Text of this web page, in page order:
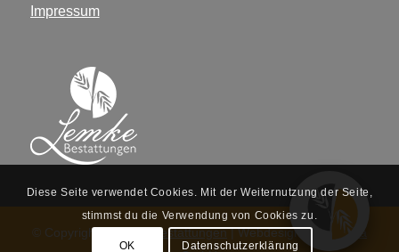
Guten Abend!
Haben Sie Fragen?
Impressum
© Copyright - Lemke Bestattungen| Webdesignbeja media
Diese Seite verwendet Cookies. Mit der Weiternutzung der Seite,
stimmst du die Verwendung von Cookies zu.
OK Datenschutzerklärung